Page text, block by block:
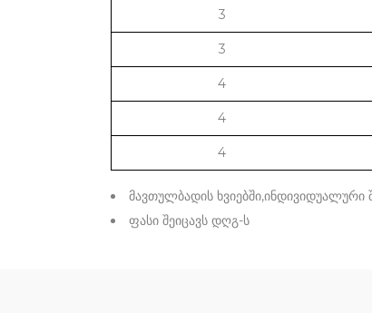
3
3
4
4
4
მავთულბადის ხვიებში,ინდივიდუალური
ფასი შეიცავს დღგ-ს